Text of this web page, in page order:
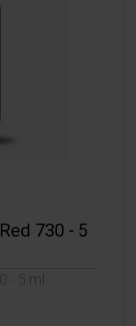
730 - 5
- 5 ml